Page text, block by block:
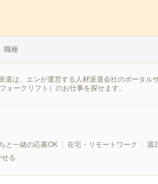
職種
は、エンが運営する人材派遣会社のポータル
ークリフト）のお仕事を探せます。
と一緒の応募OK 在宅・リモートワーク 週
る